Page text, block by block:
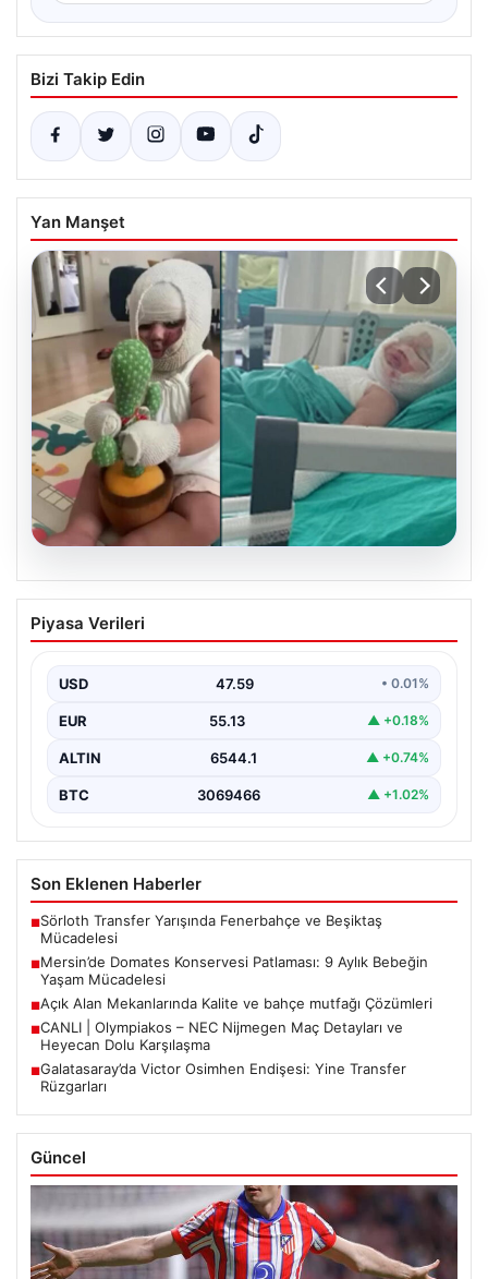
Bizi Takip Edin
Yan Manşet
Mersin’de Domates Konservesi
Patlaması: 9 Aylık Bebeğin Yaşam
Mersin’de yaşanan korkutucu bir olay, bir bebeğin
Piyasa Verileri
USD 47.59 • 0.01%
EUR 55.13 ▲ +0.18%
ALTIN 6544.1 ▲ +0.74%
BTC 3069466 ▲ +1.02%
Son Eklenen Haberler
■Sörloth Transfer Yarışında Fenerbahçe ve Beşiktaş
Mücadelesi
■Mersin’de Domates Konservesi Patlaması: 9 Aylık Bebeğin
Yaşam Mücadelesi
■Açık Alan Mekanlarında Kalite ve bahçe mutfağı Çözümleri
■CANLI | Olympiakos – NEC Nijmegen Maç Detayları ve
Heyecan Dolu Karşılaşma
■Galatasaray’da Victor Osimhen Endişesi: Yine Transfer
Rüzgarları
Güncel